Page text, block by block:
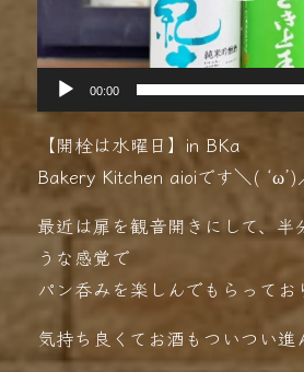
00:00
【開栓は水曜日】in BKa
Bakery Kitchen aioiです＼( ‘ω’)
最近は扉を観音開きにして、半
うな感覚で
パン呑みを楽しんでもらってお
気持ち良くてお酒もついつい